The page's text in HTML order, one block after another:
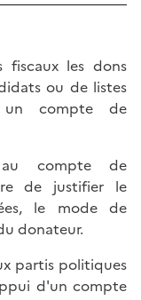
fiscaux les dons
ou de listes
compte de
au compte de
de justifier le
le mode de
donateur.
partis politiques
d'un compte